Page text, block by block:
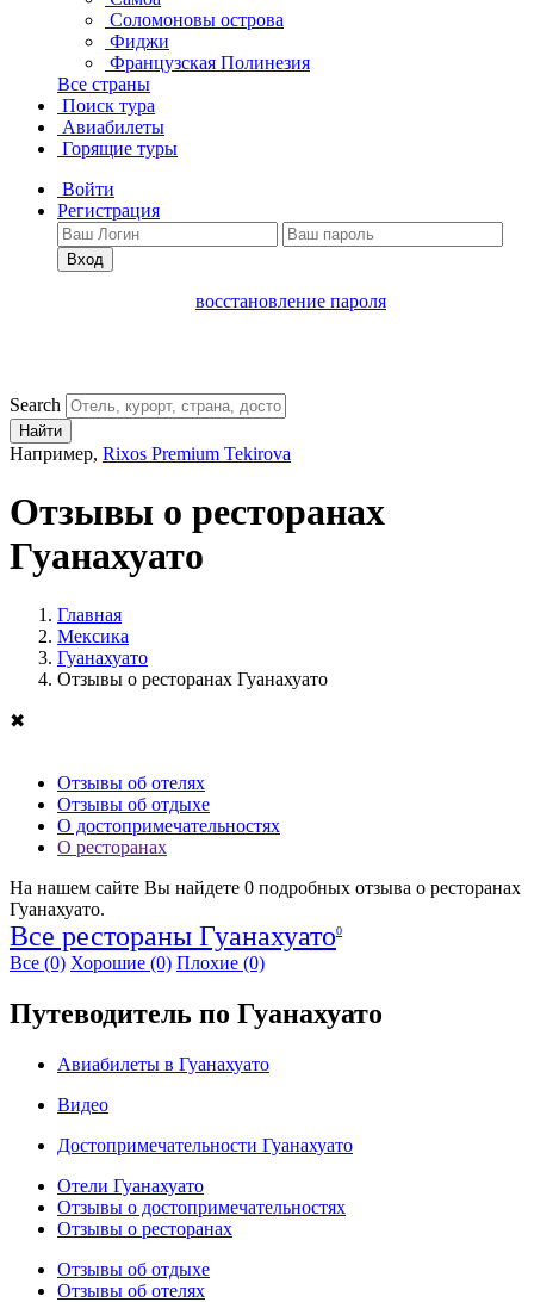
Соломоновы острова
Фиджи
Французская Полинезия
Все страны
Поиск тура
Авиабилеты
Горящие туры
Войти
Регистрация
Вход
восстановление пароля
Search
Найти
Например, Rixos Premium Tekirova
Отзывы о ресторанах
Гуанахуато
Главная
Мексика
Гуанахуато
Отзывы о ресторанах Гуанахуато
✖
Отзывы об отелях
Отзывы об отдыхе
О достопримечательностях
О ресторанах
На нашем сайте Вы найдете 0 подробных отзыва о ресторанах
Гуанахуато.
Все рестораны Гуанахуато0
Все (0) Хорошие (0) Плохие (0)
Путеводитель по Гуанахуато
Авиабилеты в Гуанахуато
Видео
Достопримечательности Гуанахуато
Отели Гуанахуато
Отзывы о достопримечательностях
Отзывы о ресторанах
Отзывы об отдыхе
Отзывы об отелях